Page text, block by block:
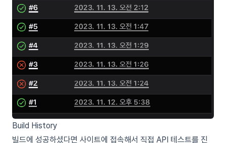
Build History
빌드에 성공하셨다면 사이트에 접속해서 직접 API 테스트를 진